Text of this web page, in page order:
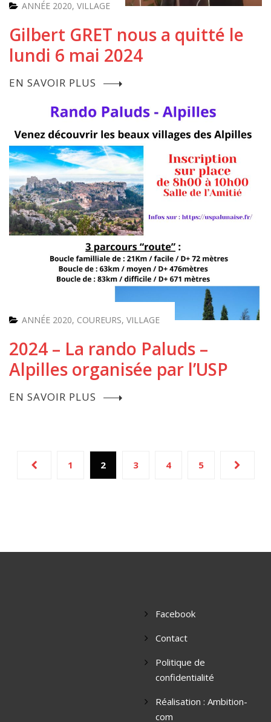
ANNÉE 2020, VILLAGE
Gilbert GRET nous a quitté le
lundi 6 mai 2024
EN SAVOIR PLUS
ANNÉE 2020, COUREURS, VILLAGE
2024 – La rando Paluds –
Alpilles organisée par l’USP
EN SAVOIR PLUS
1 2 3 4 5
Facebook
Contact
Politique de
confidentialité
Réalisation : Ambition-
com